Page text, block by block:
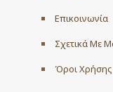
Επικοινωνία
Σχετικά Με
Όροι